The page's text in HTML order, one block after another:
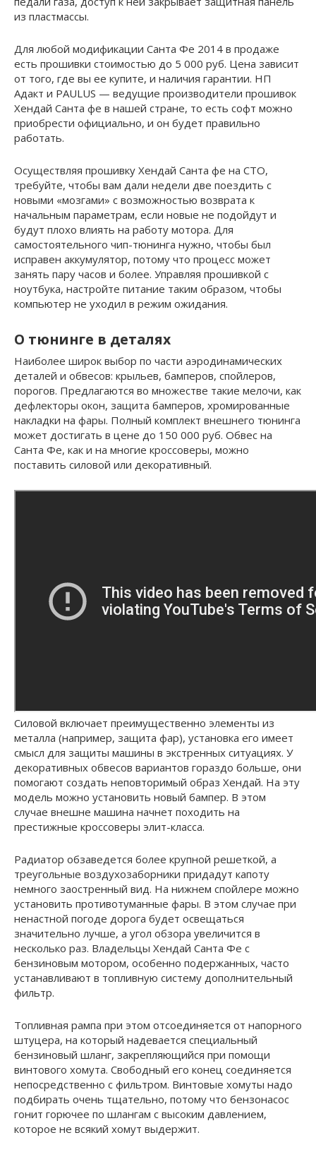
из пластмассы.
Для любой модификации Санта Фе 2014 в продаже
есть прошивки стоимостью до 5 000 руб. Цена зависит
от того, где вы ее купите, и наличия гарантии. НП
Адакт и PAULUS — ведущие производители прошивок
Хендай Санта фе в нашей стране, то есть софт можно
приобрести официально, и он будет правильно
работать.
Осуществляя прошивку Хендай Санта фе на СТО,
требуйте, чтобы вам дали недели две поездить с
новыми «мозгами» с возможностью возврата к
начальным параметрам, если новые не подойдут и
будут плохо влиять на работу мотора. Для
самостоятельного чип-тюнинга нужно, чтобы был
исправен аккумулятор, потому что процесс может
занять пару часов и более. Управляя прошивкой с
ноутбука, настройте питание таким образом, чтобы
компьютер не уходил в режим ожидания.
О тюнинге в деталях
Наиболее широк выбор по части аэродинамических
деталей и обвесов: крыльев, бамперов, спойлеров,
порогов. Предлагаются во множестве такие мелочи, как
дефлекторы окон, защита бамперов, хромированные
накладки на фары. Полный комплект внешнего тюнинга
может достигать в цене до 150 000 руб. Обвес на
Санта Фе, как и на многие кроссоверы, можно
поставить силовой или декоративный.
Силовой включает преимущественно элементы из
металла (например, защита фар), установка его имеет
смысл для защиты машины в экстренных ситуациях. У
декоративных обвесов вариантов гораздо больше, они
помогают создать неповторимый образ Хендай. На эту
модель можно установить новый бампер. В этом
случае внешне машина начнет походить на
престижные кроссоверы элит-класса.
Радиатор обзаведется более крупной решеткой, а
треугольные воздухозаборники придадут капоту
немного заостренный вид. На нижнем спойлере можно
установить противотуманные фары. В этом случае при
ненастной погоде дорога будет освещаться
значительно лучше, а угол обзора увеличится в
несколько раз. Владельцы Хендай Санта Фе с
бензиновым мотором, особенно подержанных, часто
устанавливают в топливную систему дополнительный
фильтр.
Топливная рампа при этом отсоединяется от напорного
штуцера, на который надевается специальный
бензиновый шланг, закрепляющийся при помощи
винтового хомута. Свободный его конец соединяется
непосредственно с фильтром. Винтовые хомуты надо
подбирать очень тщательно, потому что бензонасос
гонит горючее по шлангам с высоким давлением,
которое не всякий хомут выдержит.